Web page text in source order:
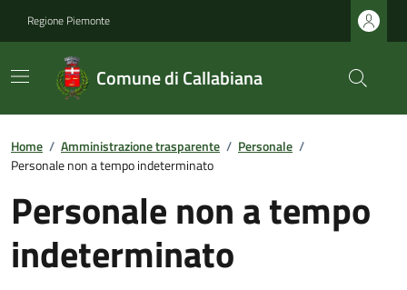
Regione Piemonte
Comune di Callabiana
Home / Amministrazione trasparente / Personale /
Personale non a tempo indeterminato
Personale non a tempo
indeterminato